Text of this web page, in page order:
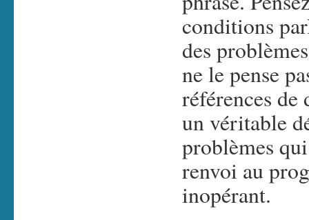
conditions
des
ne le pense
références
un véritable
problèmes
renvoi au
inopérant.